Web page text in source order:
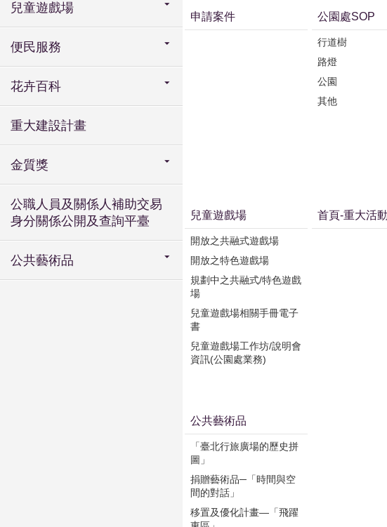
兒童遊戲場
便民服務
花卉百科
重大建設計畫
金質獎
公職人員及關係人補助交易
身分關係公開及查詢平臺
公共藝術品
申請案件 公園處SOP
行道樹
路燈
公園
其他
兒童遊戲場
開放之共融式遊戲場
開放之特色遊戲場
規劃中之共融式/特色遊戲
場
兒童遊戲場相關手冊電子
書
兒童遊戲場工作坊/說明會
資訊(公園處業務)
首頁-重大活
公共藝術品
「臺北行旅廣場的歷史拼
圖」
捐贈藝術品─「時間與空
間的對話」
移置及優化計畫—「飛躍